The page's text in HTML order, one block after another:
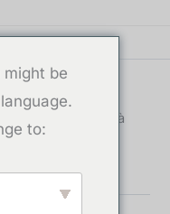
Suivant Lesson
continuer à
Section 6 : Réflexion, résumé et comment continuer
be
to: